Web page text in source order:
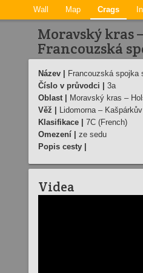
Wall Map Crags
Moravský kras
Francouzská
Název |
Francouzská spojka
Číslo v průvodci |
3a
Oblast |
Moravský kras –
Věž |
Lidomorna –
Klasifikace |
7C (French)
Omezení |
ze sedu
Popis cesty |
Videa